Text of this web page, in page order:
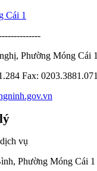
Cái 1
Phường Móng Cái 1
Fax: 0203.3881.071
vụ
Phường Móng Cái 1